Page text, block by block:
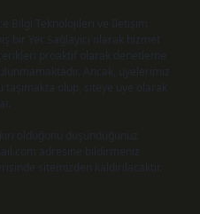
Bilgi Teknolojileri ve İletişim
bir Yer Sağlayıcı olarak hizmet
proaktif olarak denetleme
Ancak, üyelerimiz
taşımakta olup, siteye üye olarak
olduğunu düşündüğünüz
adresine bildirmeniz
sitemizden kaldırılacaktır.